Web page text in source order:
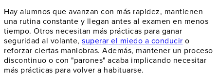
Hay alumnos que avanzan con más rapidez, mantienen
una rutina constante y llegan antes al examen en menos
tiempo. Otros necesitan más prácticas para ganar
seguridad al volante, superar el miedo a conducir o
reforzar ciertas maniobras. Además, mantener un proceso
discontinuo o con "parones" acaba implicando necesitar
más prácticas para volver a habituarse.